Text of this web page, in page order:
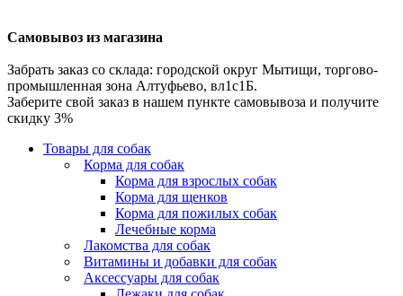
Самовывоз из магазина
Забрать заказ со склада: городской округ Мытищи, торгово-
промышленная зона Алтуфьево, вл1с1Б.
Заберите свой заказ в нашем пункте самовывоза и получите
скидку 3%
Товары для собак
Корма для собак
Корма для взрослых собак
Корма для щенков
Корма для пожилых собак
Лечебные корма
Лакомства для собак
Витамины и добавки для собак
Аксессуары для собак